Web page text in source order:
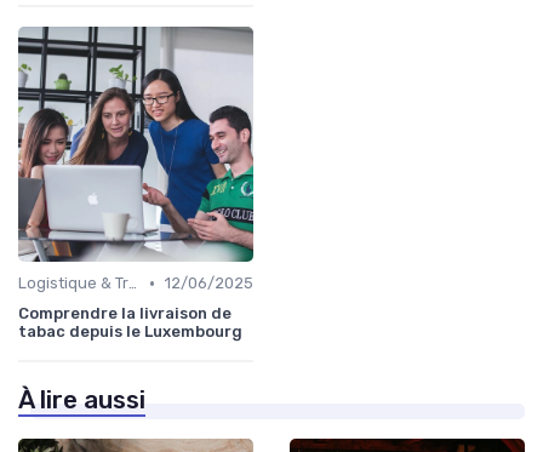
Logistique & Transport • 12/06/2025
Comprendre la livraison de
tabac depuis le Luxembourg
À lire aussi